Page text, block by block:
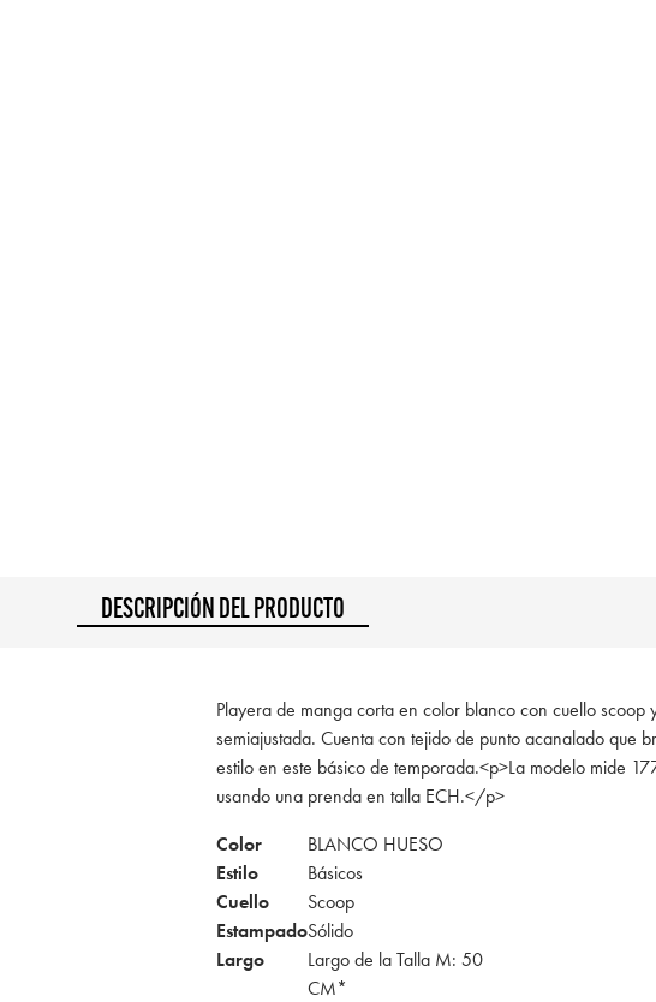
DESCRIPCIÓN DEL PRODUCTO
Playera de manga corta en color blanco con cuello scoop
semiajustada. Cuenta con tejido de punto acanalado que
estilo en este básico de temporada.<p>La modelo mide
usando una prenda en talla ECH.</p>
Color
BLANCO HUESO
Estilo
Básicos
Cuello
Scoop
EstampadoSólido
Largo
Largo de la Talla M: 50
CM*